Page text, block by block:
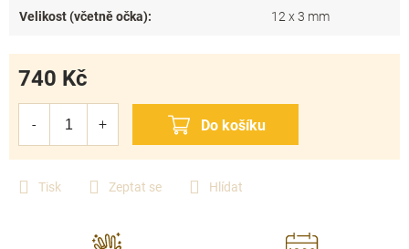
Tisk Zeptat se Hlídat
740 Kč
Velikost (včetně očka): 12 x 3 mm